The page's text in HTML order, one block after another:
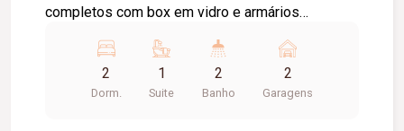
completos com box em vidro e armários
Lavanderia independente; Área gourmet com
churrasqueira e pia; 02 vagas de garagem
cobertas; Diferenciais: Armários planejados na
2
Dorm.
1
Suite
2
Banho
2
Garagens